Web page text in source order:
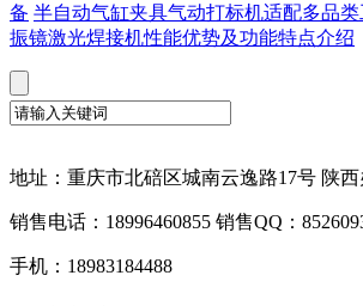
备 半自动气缸夹具气动打标机适配多品
振镜激光焊接机性能优势及功能特点介绍
地址：重庆市北碚区城南云逸路17号 陕
销售电话：18996460855 销售QQ：
手机：18983184488